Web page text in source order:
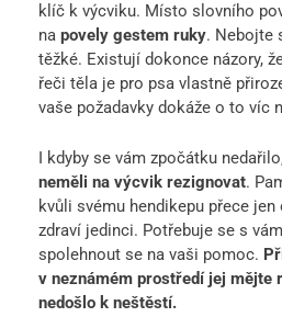
klíč k výcviku. Místo slovního
na povely gestem ruky. Nebojte
těžké. Existují dokonce názory,
řeči těla je pro psa vlastně
vaše požadavky dokáže o to víc
I kdyby se vám zpočátku
neměli na výcvik rezignovat.
kvůli svému hendikepu přece
zdraví jedinci. Potřebuje se s
spolehnout se na vaši pomoc.
v neznámém prostředí jej mějte
nedošlo k neštěstí.